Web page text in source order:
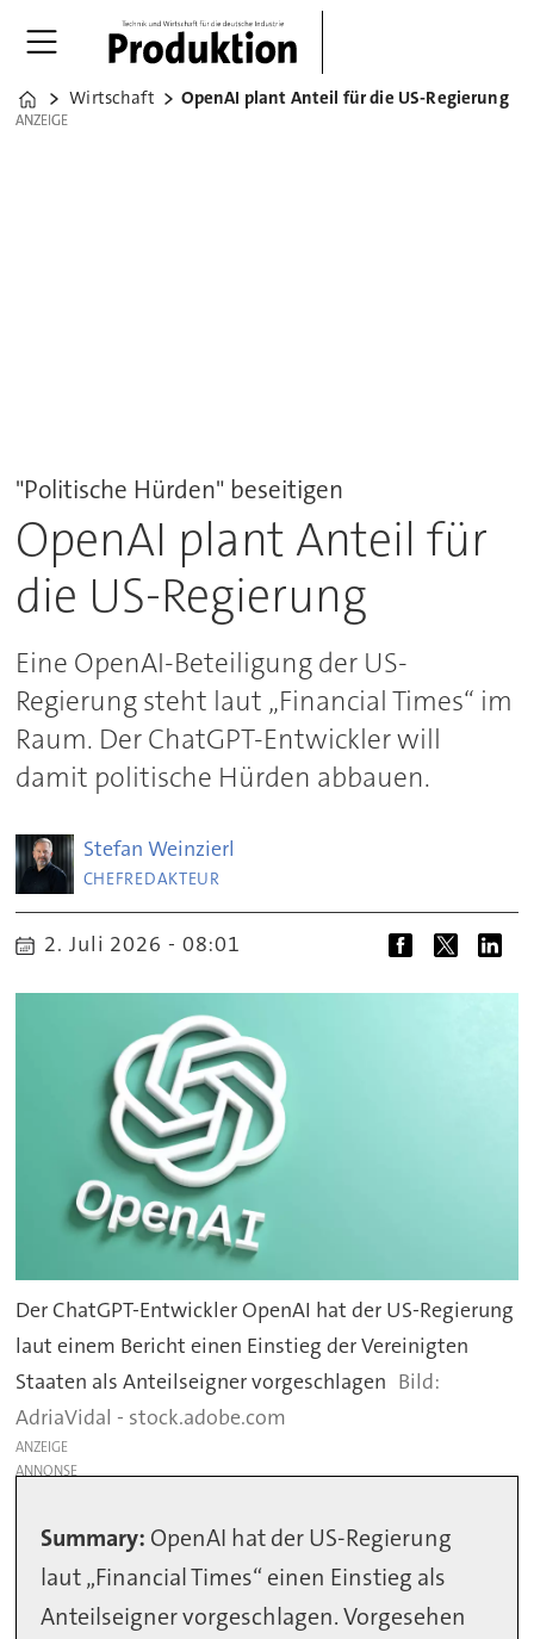
Home
Wirtschaft OpenAI plant Anteil für die US-Regierung
ANZEIGE
ANZEIGE
"Politische Hürden" beseitigen
OpenAI plant Anteil für
die US-Regierung
Eine OpenAI-Beteiligung der US-
Regierung steht laut „Financial Times“ im
Raum. Der ChatGPT-Entwickler will
damit politische Hürden abbauen.
Stefan Weinzierl
CHEFREDAKTEUR
2. Juli 2026 - 08:01
Der ChatGPT-Entwickler OpenAI hat der US-Regierung
laut einem Bericht einen Einstieg der Vereinigten
Staaten als Anteilseigner vorgeschlagen
AdriaVidal - stock.adobe.com
ANZEIGE
Summary: OpenAI hat der US-Regierung
laut „Financial Times“ einen Einstieg als
Anteilseigner vorgeschlagen. Vorgesehen